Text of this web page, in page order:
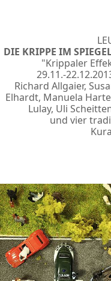
DIE KRIPPE IM
"Krippaler
29.11.-
Richard Allgaier,
Elhardt, Manuela
Lulay, Uli
und vier